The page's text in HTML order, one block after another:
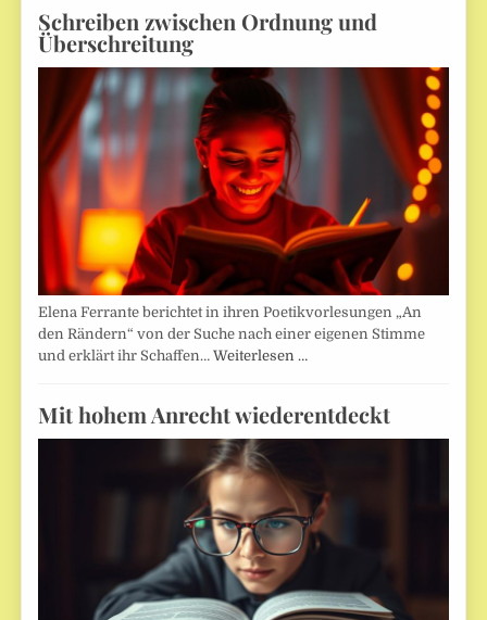
Schreiben zwischen Ordnung und
Überschreitung
Elena Ferrante berichtet in ihren Poetikvorlesungen „An
den Rändern“ von der Suche nach einer eigenen Stimme
und erklärt ihr Schaffen…Weiterlesen …
Mit hohem Anrecht wiederentdeckt